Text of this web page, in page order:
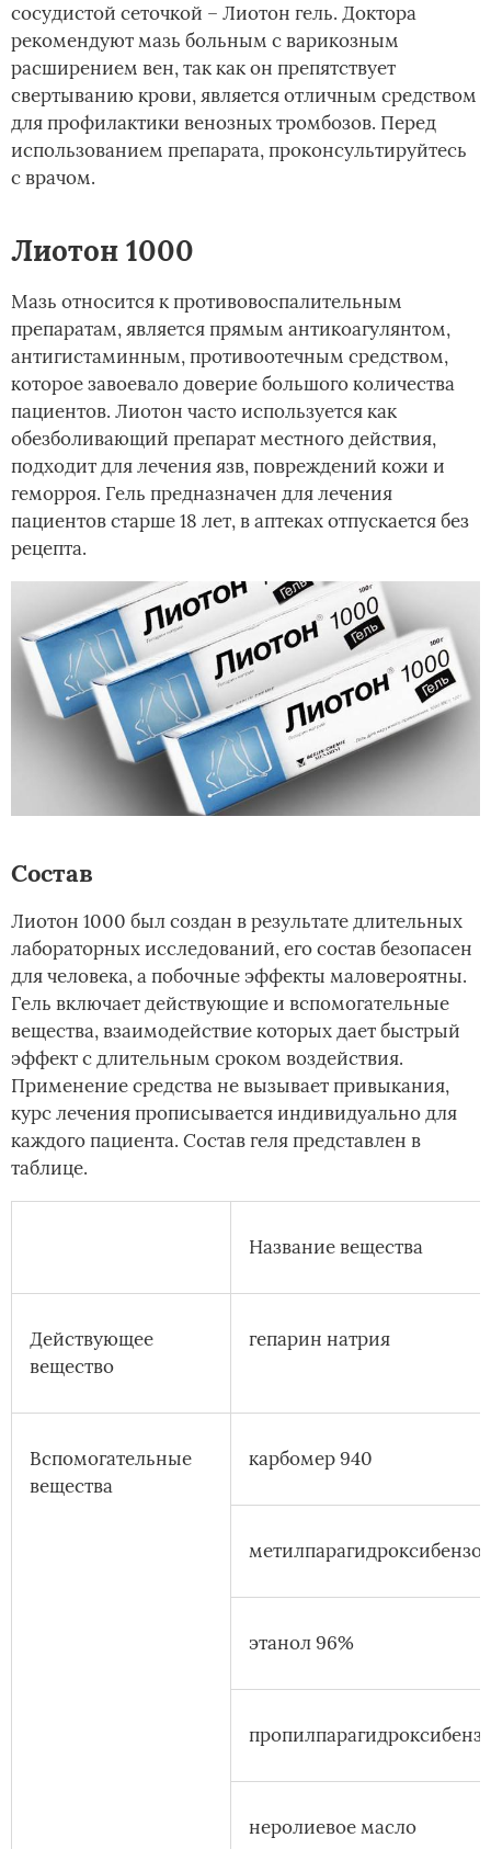
сосудистой сеточкой – Лиотон гель. Доктора
рекомендуют мазь больным с варикозным
расширением вен, так как он препятствует
свертыванию крови, является отличным средством
для профилактики венозных тромбозов. Перед
использованием препарата, проконсультируйтесь
с врачом.
Лиотон 1000
Мазь относится к противовоспалительным
препаратам, является прямым антикоагулянтом,
антигистаминным, противоотечным средством,
которое завоевало доверие большого количества
пациентов. Лиотон часто используется как
обезболивающий препарат местного действия,
подходит для лечения язв, повреждений кожи и
геморроя. Гель предназначен для лечения
пациентов старше 18 лет, в аптеках отпускается без
рецепта.
Состав
Лиотон 1000 был создан в результате длительных
лабораторных исследований, его состав безопасен
для человека, а побочные эффекты маловероятны.
Гель включает действующие и вспомогательные
вещества, взаимодействие которых дает быстрый
эффект с длительным сроком воздействия.
Применение средства не вызывает привыкания,
курс лечения прописывается индивидуально для
каждого пациента. Состав геля представлен в
таблице.
Название вещества
Действующее
вещество
гепарин натрия
Вспомогательные
вещества
карбомер 940
этанол 96%
неролиевое масло